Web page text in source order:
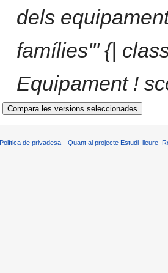
dels
famílies''' {|
Equipament !
Política de privadesa Quant al projecte